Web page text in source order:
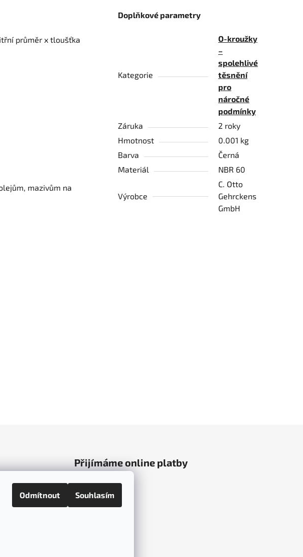
Odmítnout Souhlasím
průměr x tloušťka
mazivům na
Doplňkové parametry
Kategorie
O-kroužky
–
spolehlivé
těsnění
pro
náročné
podmínky
Záruka
2 roky
Hmotnost
0.001 kg
Barva
Černá
Materiál
NBR 60
Výrobce
C. Otto
Gehrckens
GmbH
Přijímáme online platby